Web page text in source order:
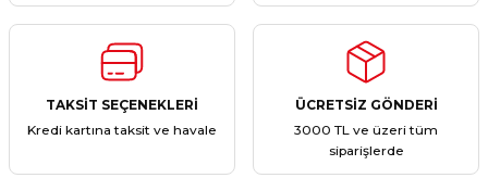
TAKSİT SEÇENEKLERİ
Kredi kartına taksit ve havale
ÜCRETSİZ GÖNDERİ
3000 TL ve üzeri tüm
siparişlerde